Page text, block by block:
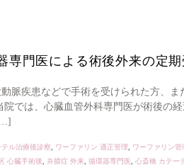
専門医による術後外来の定
脈疾患などで手術を受けられた方、
では、心臓血管外科専門医が術後の
テル治療後診察 ワーファリン 適正管理 ワーファリン管
心臓手術後 弁膜症 外来 循環器専門医 心斎橋 カテー